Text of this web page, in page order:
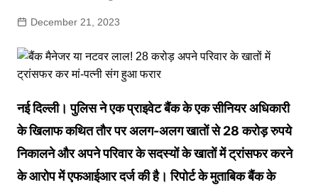
December 21, 2023
नई दिल्ली। पुलिस ने एक प्राइवेट बैंक के एक सीनियर अधिकारी
के खिलाफ कथित तौर पर अलग-अलग खातों से 28 करोड़ रुपये
निकालने और अपने परिवार के सदस्यों के खातों में ट्रांसफर करने
के आरोप में एफआईआर दर्ज की है। रिपोर्ट के मुताबिक बैंक के